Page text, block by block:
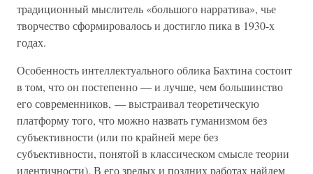
традиционный мыслитель «большого нарратива», чье
творчество сформировалось и достигло пика в 1930-х
годах.
Особенность интеллектуального облика Бахтина состоит
в том, что он постепенно — и лучше, чем большинство
его современников, — выстраивал теоретическую
платформу того, что можно назвать гуманизмом без
субъективности (или по крайней мере без
субъективности, понятой в классическом смысле теории
идентичности). В его зрелых и поздних работах найдем